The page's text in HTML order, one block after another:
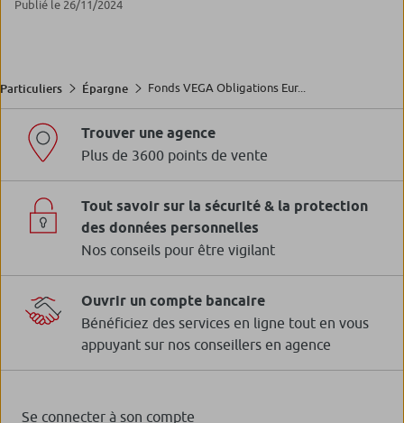
Publié le 26/11/2024
Particuliers Épargne Fonds VEGA Obligations Eur...
Trouver une agence
Plus de 3600 points de vente
Tout savoir sur la sécurité & la protection
des données personnelles
Nos conseils pour être vigilant
Ouvrir un compte bancaire
Bénéficiez des services en ligne tout en vous
appuyant sur nos conseillers en agence
Se connecter à son compte